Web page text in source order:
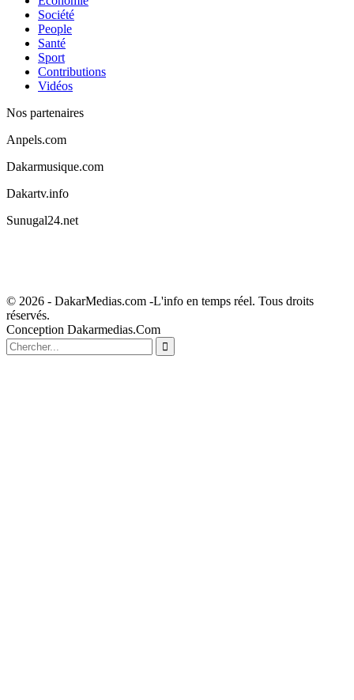
Société
People
Santé
Sport
Contributions
Vidéos
Nos partenaires
Anpels.com
Dakarmusique.com
Dakartv.info
Sunugal24.net
© 2026 - DakarMedias.com -L'info en temps réel. Tous droits
réservés.
Conception Dakarmedias.Com